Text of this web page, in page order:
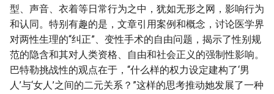
型、声音、衣着等日常行为之中，犹如无形之网，影响行为
和认同。特别有趣的是，文章引用案例和概念，讨论医学界
对两性生理的“纠正”、变性手术的自由问题，揭示了性别规
范的隐含和其对人类资格、自由和社会正义的强制性影响。
巴特勒挑战性的观点在于，“什么样的权力设定建构了‘男
人’与‘女人’之间的二元关系？”这样的思考推动她发展了一种